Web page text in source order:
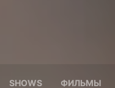
SHOWS ФИЛЬМЫ